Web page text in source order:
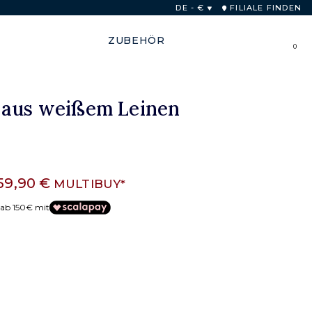
DE - € FILIALE FINDEN
ZUBEHÖR 0
weißem Leinen
€ MULTIBUY*
150€ mit